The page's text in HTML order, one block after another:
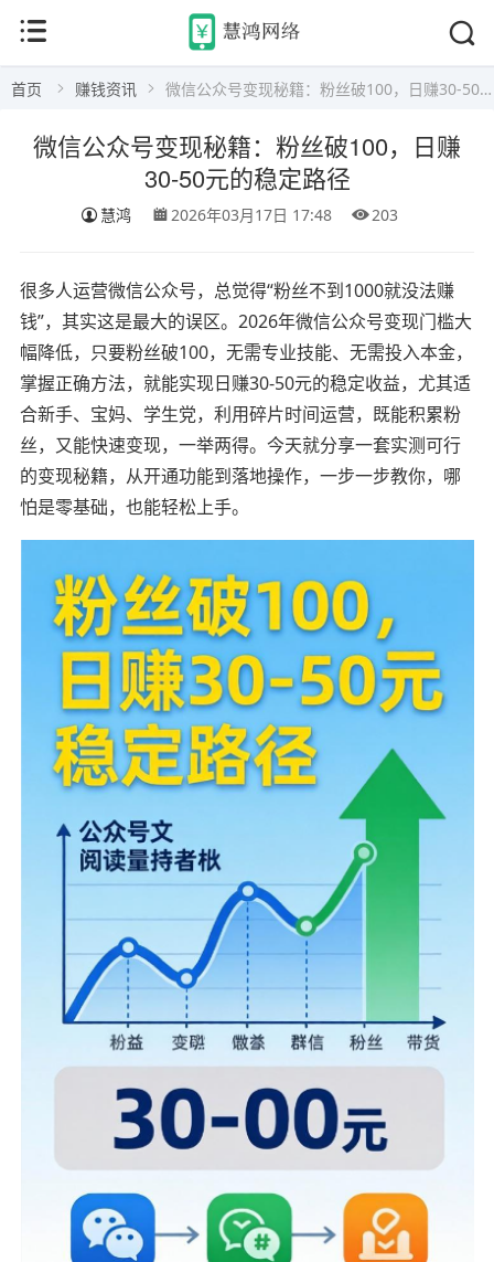
首页 赚钱资讯 微信公众号变现秘籍：粉丝破100，日赚30-50元的稳定路径
微信公众号变现秘籍：粉丝破100，日赚
30-50元的稳定路径
慧鸿 2026年03月17日 17:48 203
很多人运营微信公众号，总觉得“粉丝不到1000就没法赚
钱”，其实这是最大的误区。2026年微信公众号变现门槛大
幅降低，只要粉丝破100，无需专业技能、无需投入本金，
掌握正确方法，就能实现日赚30-50元的稳定收益，尤其适
合新手、宝妈、学生党，利用碎片时间运营，既能积累粉
丝，又能快速变现，一举两得。今天就分享一套实测可行
的变现秘籍，从开通功能到落地操作，一步一步教你，哪
怕是零基础，也能轻松上手。